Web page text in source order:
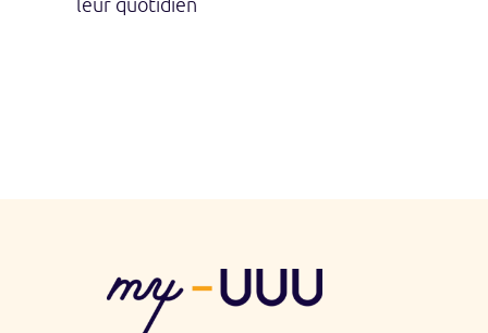
leur quotidien